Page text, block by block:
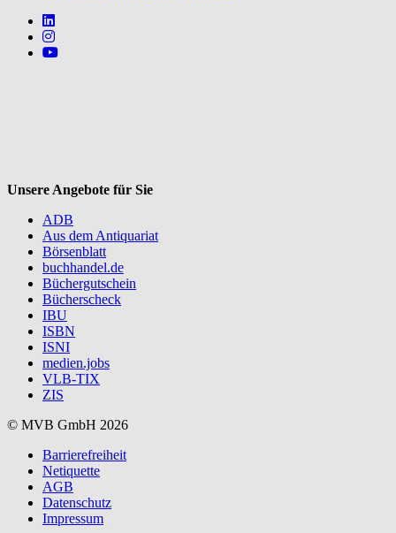
Follow us on https://www.linkedin.com/company/mvbbooks
Follow us on https://www.instagram.com/lifeatmvb/
Follow us on https://www.youtube.com/@mvbbooks
Unsere Angebote für Sie
ADB
Aus dem Antiquariat
Börsenblatt
buchhandel.de
Büchergutschein
Bücherscheck
IBU
ISBN
ISNI
medien.jobs
VLB-TIX
ZIS
© MVB GmbH 2026
Barrierefreiheit
Netiquette
AGB
Datenschutz
Impressum